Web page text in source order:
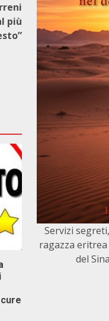
più
Servizi
ragazza
del